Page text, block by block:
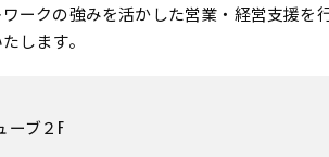
ークの強みを活かした営業・経営支援を
します。
ーブ２F